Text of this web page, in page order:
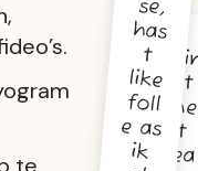
has
t
like
ik
it
ne
t
lea